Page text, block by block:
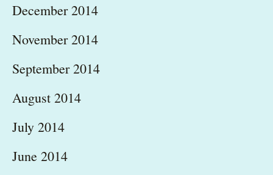
December 2014
November 2014
September 2014
August 2014
July 2014
June 2014